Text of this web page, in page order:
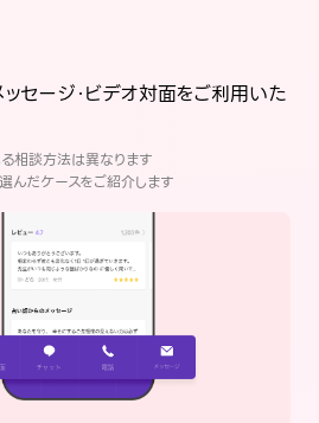
ッセージ・ビデオ対面をご利用いた
相談方法は異なります
んだケースをご紹介します